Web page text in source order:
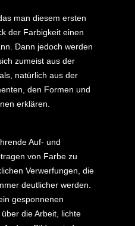
man diesem ersten
der Farbigkeit einen
Dann jedoch werden
zumeist aus der
natürlich aus der
den Formen und
erklären.
Auf- und
von Farbe zu
Verwerfungen, die
deutlicher werden.
gesponnenen
die Arbeit, lichte